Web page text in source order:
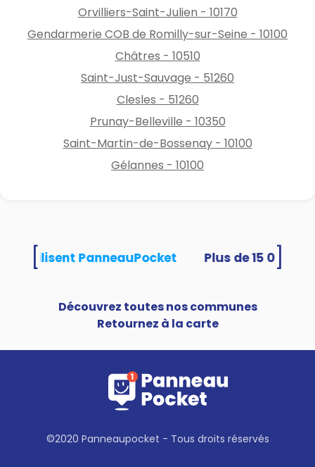
Orvilliers-Saint-Julien - 10170
Gendarmerie COB de Romilly-sur-Seine - 10100
Châtres - 10510
Saint-Just-Sauvage - 51260
Clesles - 51260
Prunay-Belleville - 10350
Saint-Martin-de-Bossenay - 10100
Gélannes - 10100
utilisent PanneauPocket
Découvrez toutes nos communes
Retournez à la carte
©2020 Panneaupocket - Tous droits réservés